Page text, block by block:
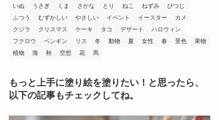
いぬ うさぎ くま さかな とり ねこ ねずみ
ひつじ
ふつう
むずかしい やさしい イベント イースター
カメ
クジラ
クリスマス ケーキ タコ デザート
ハロウィン
フクロウ
ペンギン リス 冬 動物 夏 女性 春 景色
果物
植物
海 秋 空想 花 馬
もっと上手に塗り絵を塗りたい！と思ったら、
以下の記事もチェックしてね。